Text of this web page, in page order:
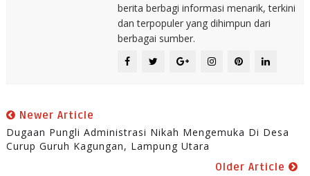
berita berbagi informasi menarik, terkini
dan terpopuler yang dihimpun dari
berbagai sumber.
Newer Article
Dugaan Pungli Administrasi Nikah Mengemuka Di Desa
Curup Guruh Kagungan, Lampung Utara
Older Article